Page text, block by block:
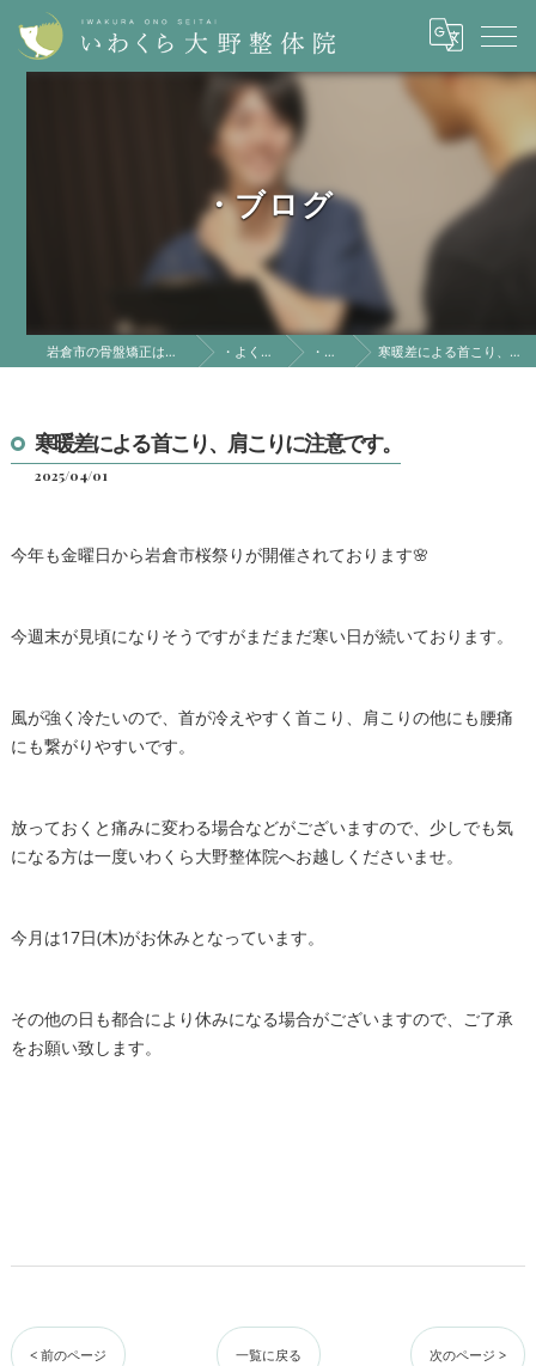
・ブログ
岩倉市の骨盤矯正はいわくら大野整体院 ・よくある質問 ・ブログ 寒暖差による首こり、肩こりに注意です。
寒暖差による首こり、肩こりに注意です。
2025/04/01
今年も金曜日から岩倉市桜祭りが開催されております🌸
今週末が見頃になりそうですがまだまだ寒い日が続いております。
風が強く冷たいので、首が冷えやすく首こり、肩こりの他にも腰痛
にも繋がりやすいです。
放っておくと痛みに変わる場合などがございますので、少しでも気
になる方は一度いわくら大野整体院へお越しくださいませ。
今月は17日(木)がお休みとなっています。
その他の日も都合により休みになる場合がございますので、ご了承
をお願い致します。
< 前のページ 一覧に戻る 次のページ >